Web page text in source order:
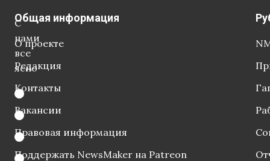
С
нами
все
ясно
Общая информация
О проекте
Редакция
Контакты
Вакансии
Правовая информация
Поддержать NewsMaker на Patreon